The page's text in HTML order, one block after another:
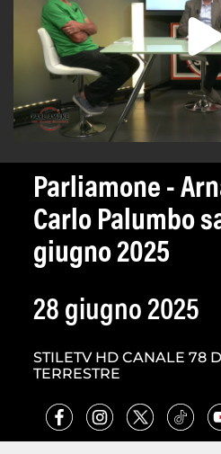
Parliamone -
Carlo Palumbo
giugno 2025
28 giugno 2025
STILETV HD CANALE 78
TERRESTRE